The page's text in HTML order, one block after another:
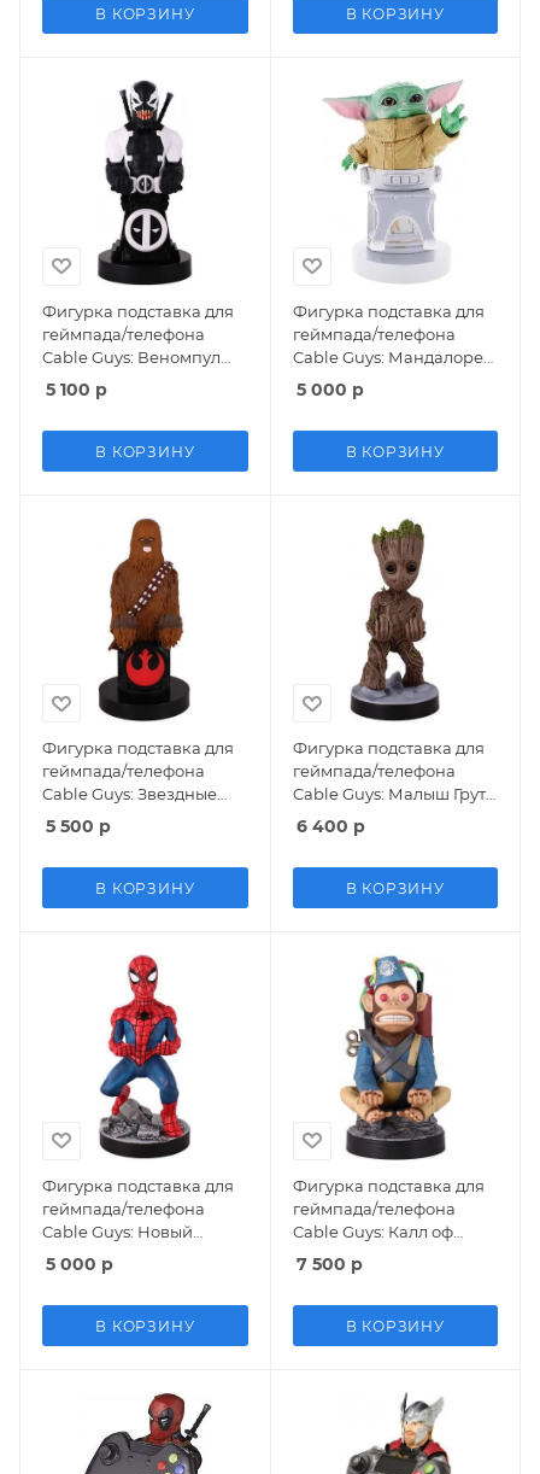
В КОРЗИНУ
6 в 1 iPega (PG-P4009)
(PS4 FAT/SLIM/PRO)
В КОРЗИНУ
Фигурка подставка для
геймпада/телефона
Cable Guys: Веномпул
(Venompool) Марвел:
Дэдпул (Marvel:
5 100 р
В КОРЗИНУ
Фигурка подставка для
геймпада/телефона
Cable Guys: Мандалорец
Дитя Грогу (The
Mandalorian The Child
(Star Wars) (894008)
5 000 р
В КОРЗИНУ
Фигурка подставка для
геймпада/телефона
Cable Guys: Звездные
войны (Star Wars)
Чубакка (Chewbacca)
5 500 р
В КОРЗИНУ
Фигурка подставка для
геймпада/телефона
Cable Guys: Малыш Грут
(Toddler Groot) Марвел
Стражи Галактики
Galaxy) (894039) 20 см
6 400 р
В КОРЗИНУ
Фигурка подставка для
геймпада/телефона
Cable Guys: Новый
Человек-паук (The
Amazing Spider-Man)
5 000 р
В КОРЗИНУ
Фигурка подставка для
геймпада/телефона
Cable Guys: Калл оф
дьюти (Call of Duty)
Обезьяна-бомба
7 500 р
В КОРЗИНУ